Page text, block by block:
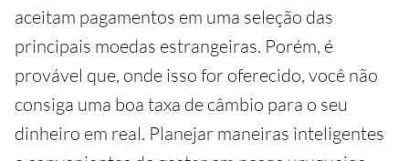
aceitam pagamentos em uma seleção das
principais moedas estrangeiras. Porém, é
provável que, onde isso for oferecido, você não
consiga uma boa taxa de câmbio para o seu
dinheiro em real. Planejar maneiras inteligentes